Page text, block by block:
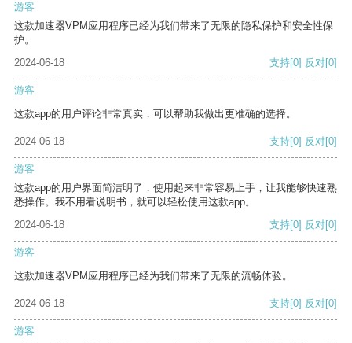
游客
这款加速器VPM应用程序已经为我们带来了无限的隐私保护和安全性保
护。
2024-06-18
支持[0] 反对[0]
游客
这款app的用户评论非常真实，可以帮助我做出更准确的选择。
2024-06-18 支持[0] 反对[0]
游客
这款app的用户界面简洁明了，使用起来非常容易上手，让我能够快速熟
悉操作。我不用看说明书，就可以轻松使用这款app。
2024-06-18
支持[0] 反对[0]
游客
这款加速器VPM应用程序已经为我们带来了无限的流畅体验。
2024-06-18 支持[0] 反对[0]
游客